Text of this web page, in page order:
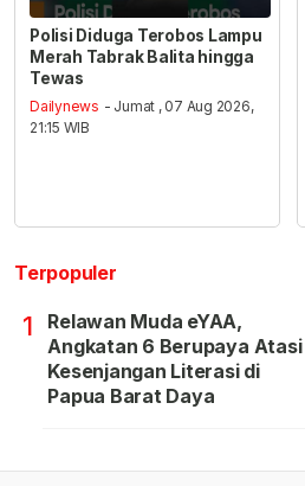
Polisi Diduga Terobos Lampu
Merah Tabrak Balita hingga
Tewas
Dailynews - Jumat , 07 Aug 2026,
21:15 WIB
Terpopuler
1
Relawan Muda eYAA,
Angkatan 6 Berupaya Atasi
Kesenjangan Literasi di
Papua Barat Daya